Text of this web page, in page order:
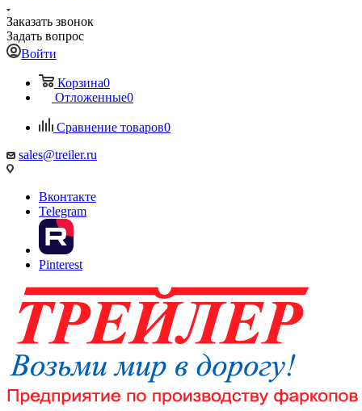
Заказать звонок
Задать вопрос
Войти
Корзина0
Отложенные0
Сравнение товаров0
sales@treiler.ru
Вконтакте
Telegram
Pinterest